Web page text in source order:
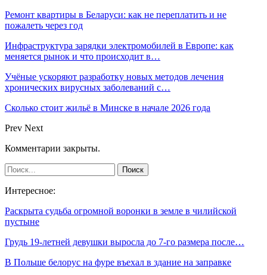
Ремонт квартиры в Беларуси: как не переплатить и не
пожалеть через год
Инфраструктура зарядки электромобилей в Европе: как
меняется рынок и что происходит в…
Учёные ускоряют разработку новых методов лечения
хронических вирусных заболеваний с…
Сколько стоит жильё в Минске в начале 2026 года
Prev Next
Комментарии закрыты.
Интересное:
Раскрыта судьба огромной воронки в земле в чилийской
пустыне
Грудь 19-летней девушки выросла до 7-го размера после…
В Польше белорус на фуре въехал в здание на заправке